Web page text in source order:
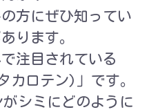
方にぜひ知ってい
ります。
注目されている
カロテン)」です。
シミにどのように